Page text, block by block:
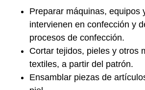
Preparar máquinas, equipos
intervienen en confección y
procesos de confección.
Cortar tejidos, pieles y otros
textiles, a partir del patrón.
Ensamblar piezas de